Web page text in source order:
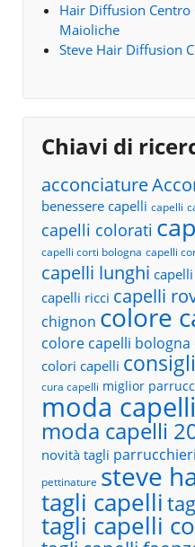
Hair Diffusion Centro
Maioliche
Steve Hair Diffusion
Chiavi di
acconciature
benessere capelli capelli
capelli colorati
capelli corti bologna capelli
capelli lunghi
capelli ricci capelli
chignon colore
colore capelli bologna
colori capelli
cura capelli miglior
moda capelli
moda capelli
novità tagli
pettinature steve
tagli capelli
tagli capelli